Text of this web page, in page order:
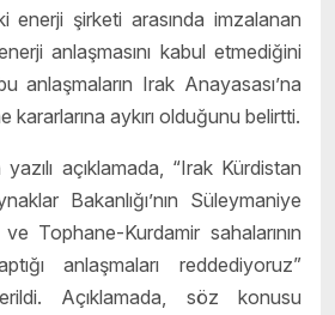
enerji şirketi arasında imzalanan
anlaşmasını kabul etmediğini
anlaşmaların Irak Anayasası’na
kararlarına aykırı olduğunu belirtti.
yazılı açıklamada, “Irak Kürdistan
Bakanlığı’nın Süleymaniye
Tophane-Kurdamir sahalarının
anlaşmaları reddediyoruz”
Açıklamada, söz konusu